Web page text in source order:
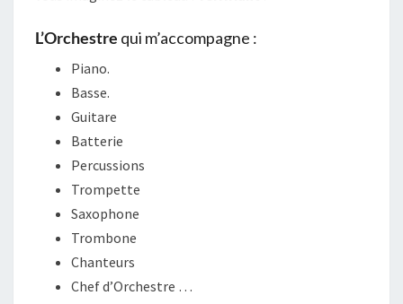
L’Orchestre qui m’accompagne :
Piano.
Basse.
Guitare
Batterie
Percussions
Trompette
Saxophone
Trombone
Chanteurs
Chef d’Orchestre …